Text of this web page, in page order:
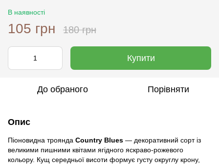
В наявності
105 грн 180 грн
Купити
До обраного Порівняти
Опис
Піоновидна троянда Country Blues — декоративний сорт із
великими пишними квітами ягідного яскраво-рожевого
кольору. Кущ середньої висоти формує густу округлу крону,